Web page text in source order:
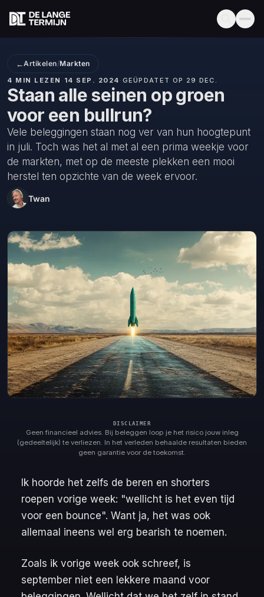
←Artikelen/Markten
4 MIN LEZEN · 14 SEP. 2024 · GEÜPDATET OP 29 DEC.
Staan alle seinen op groen
voor een bullrun?
Vele beleggingen staan nog ver van hun hoogtepunt
in juli. Toch was het al met al een prima weekje voor
de markten, met op de meeste plekken een mooi
herstel ten opzichte van de week ervoor.
Twan
Geen financieel advies. Bij beleggen loop je het risico jouw inleg
(gedeeltelijk) te verliezen. In het verleden behaalde resultaten bieden
geen garantie voor de toekomst.
Ik hoorde het zelfs de beren en shorters
roepen vorige week: "wellicht is het even tijd
voor een bounce". Want ja, het was ook
allemaal ineens wel erg bearish te noemen.
Zoals ik vorige week ook schreef, is
september niet een lekkere maand voor